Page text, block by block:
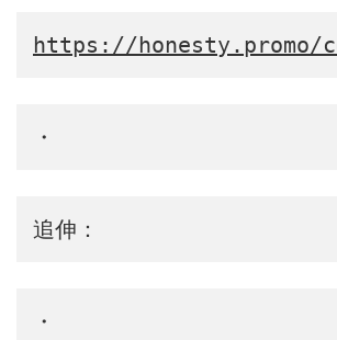
https://honesty.promo/
・
追伸：
・